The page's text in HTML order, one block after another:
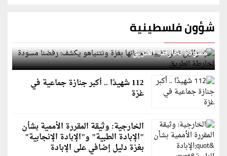
شؤون فلسطينية
إسرائيل تعلن تقييد هجماتها بغزة ونتنياهو يكشف: رفضنا
مسودة لخارطة الطريق
112 شهيدًا .. أكبر جنازة جماعية في
غزة
الخارجية: وثيقة المقررة الأممية بشأن
"الإبادة الطبية" و"الإبادة الإنجابية"
بغزة دليل إضافي على الإبادة